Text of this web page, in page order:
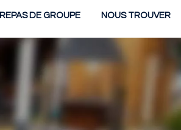
REPAS DE GROUPE NOUS TROUVER